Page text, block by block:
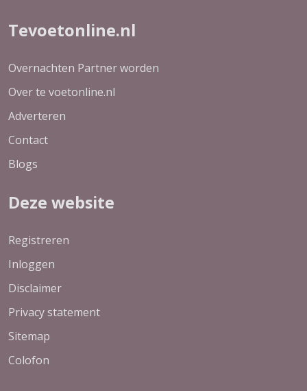
Tevoetonline.nl
Overnachten Partner worden
Over te voetonline.nl
Adverteren
Contact
Blogs
Deze website
Registreren
Inloggen
Disclaimer
Privacy statement
Sitemap
Colofon